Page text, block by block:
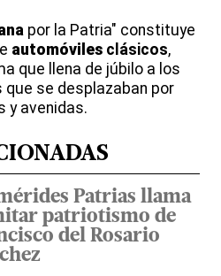
por la Patria" constituye
automóviles clásicos,
que llena de júbilo a los
se desplazaban por
y avenidas.
Patrias llama
patriotismo de
del Rosario